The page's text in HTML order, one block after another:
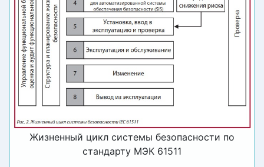
Жизненный цикл системы безопасности по
стандарту МЭК 61511